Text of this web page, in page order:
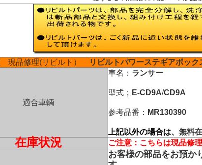
現品修理(リビルト） リビルトパワーステギアボック
適合車輌
車名： ランサー
型式； E-CD9A/CD9A
参考品番： MR130390
上記以外の場合は、 無料
在庫状況 ご注意：こちらは現品修
お客様の部品をお預か